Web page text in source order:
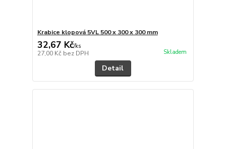
Krabice klopová 5VL 500 x 300 x 300 mm
32,67 Kč/ks
27,00 Kč bez DPH Skladem
Detail